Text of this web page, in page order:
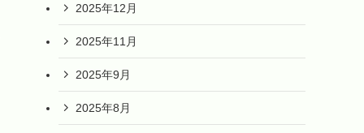
2025年12月
2025年11月
2025年9月
2025年8月